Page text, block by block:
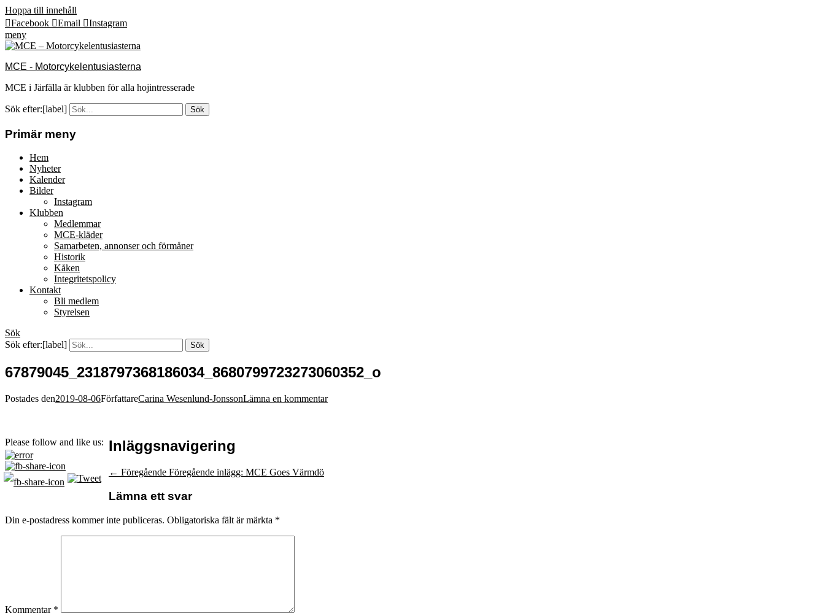
Hoppa till innehåll
Facebook
Email
Instagram
meny
MCE - Motorcykelentusiasterna
MCE i Järfälla är klubben för alla hojintresserade
Sök efter:[label]
Primär meny
Hem
Nyheter
Kalender
Bilder
Instagram
Klubben
Medlemmar
MCE-kläder
Samarbeten, annonser och förmåner
Historik
Kåken
Integritetspolicy
Kontakt
Bli medlem
Styrelsen
Sök
Sök efter:[label]
67879045_2318797368186034_8680799723273060352_o
Postades den2019-08-06FörfattareCarina Wesenlund-JonssonLämna en kommentar
Please follow and like us: Inläggsnavigering
← Föregående Föregående inlägg: MCE Goes Värmdö
Lämna ett svar
Din e-postadress kommer inte publiceras. Obligatoriska fält är märkta *
Kommentar *